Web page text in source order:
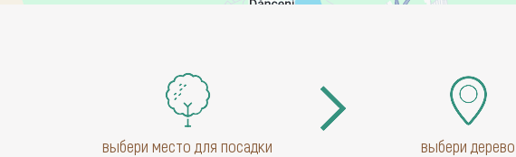
выбери место для посадки выбери дерево